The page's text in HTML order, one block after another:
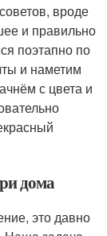
вроде
и правильно
поэтапно по
и наметим
с цвета и
дома
это давно